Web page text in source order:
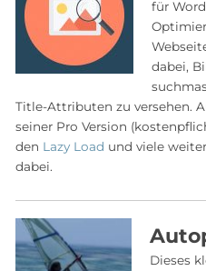
für
dabei,
Title-Attributen zu versehen.
seiner Pro Version
den Lazy Load und viele
dabei.
Dieses